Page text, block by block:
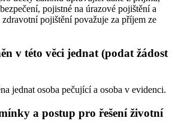
pojistné na úrazové pojištění a
zdravotní pojištění považuje za příjem ze
v této věci jednat (podat žádost
jednat osoba pečující a osoba v evidenci.
a postup pro řešení životní